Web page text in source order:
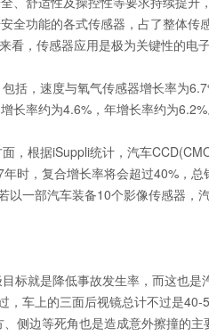
全功能的各式传感器，占了整体
看，传感器应用是极为关键性的电
括，速度与氧气传感器增长率为
长率约为4.6%，年增长率约为
，根据iSuppli统计，汽车
时，复合增长率将会超过40%，
以一部汽车装备10个影像传感器，
标就是降低事故发生率，而这也
，车上的三面后视镜总计不过是
侧边等死角也是造成意外擦撞的主